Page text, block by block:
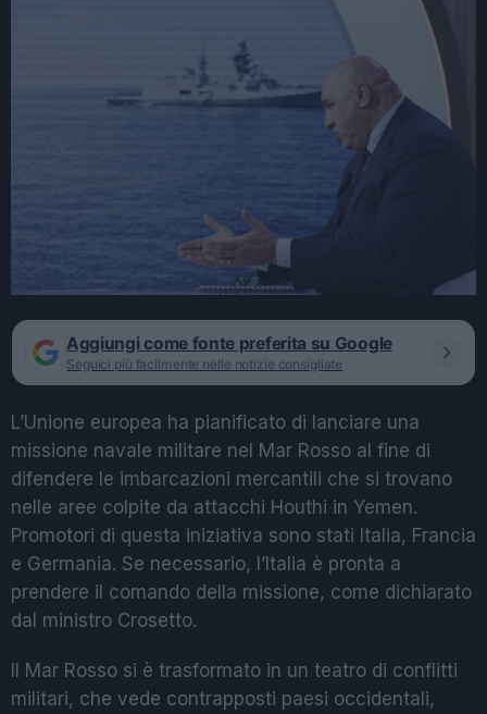
Aggiungi come fonte preferita su Google
Seguici più facilmente nelle notizie consigliate
L’Unione europea ha pianificato di lanciare una
missione navale militare nel Mar Rosso al fine di
difendere le imbarcazioni mercantili che si trovano
nelle aree colpite da attacchi Houthi in Yemen.
Promotori di questa iniziativa sono stati Italia, Francia
e Germania. Se necessario, l’Italia è pronta a
prendere il comando della missione, come dichiarato
dal ministro Crosetto.
Il Mar Rosso si è trasformato in un teatro di conflitti
militari, che vede contrapposti paesi occidentali,